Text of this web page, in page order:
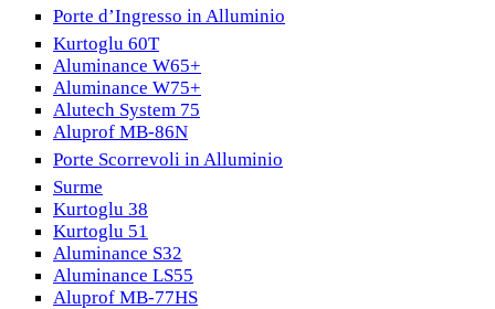
Porte d’Ingresso in Alluminio
Kurtoglu 60T
Aluminance W65+
Aluminance W75+
Alutech System 75
Aluprof MB-86N
Porte Scorrevoli in Alluminio
Surme
Kurtoglu 38
Kurtoglu 51
Aluminance S32
Aluminance LS55
Aluprof MB-77HS